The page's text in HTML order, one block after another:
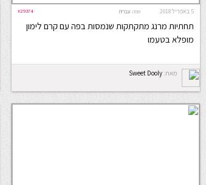
5 באפריל 2018 #29374 שפה: עברית
תחתיות מרנג מתקתקות שנמסות בפה עם קרם לימון
מופלא בטעמו
מאת: Sweet Dooly